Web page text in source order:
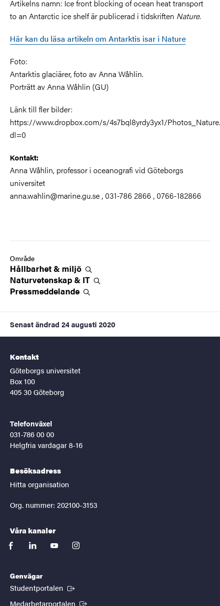
Artikelns namn: Ice front blocking of ocean heat transport
to an Antarctic ice shelf är publicerad i tidskriften Nature.
Här kan du läsa artikeln om Antarktis isar i Nature
Foto:
Antarktis glaciärer, foto av Anna Wåhlin.
Porträtt av Anna Wåhlin (GU)
Länk till fler bilder:
https://www.dropbox.com/s/4s7bql8yrdy3yx1/
dl=0
Kontakt:
Anna Wåhlin, professor i oceanografi vid Göteborgs
universitet
anna.wahlin@marine.gu.se , 031-786 2866 , 0766-182866
Område
Hållbarhet & miljö
Naturvetenskap & IT
Pressmeddelande
Senast ändrad 24 augusti 2020
Kontakt
Göteborgs universitet
Box 100
405 30 Göteborg
Telefonväxel
031-786 00 00
Helgfria vardagar 8-16
Besöksadress
Hitta organisation
Org. nummer: 202100-3153
Våra kanaler
facebooklinkedinyoutubeinstagram
Genvägar
Studentportalen (Extern länk)
Medarbetarportalen (Extern länk)